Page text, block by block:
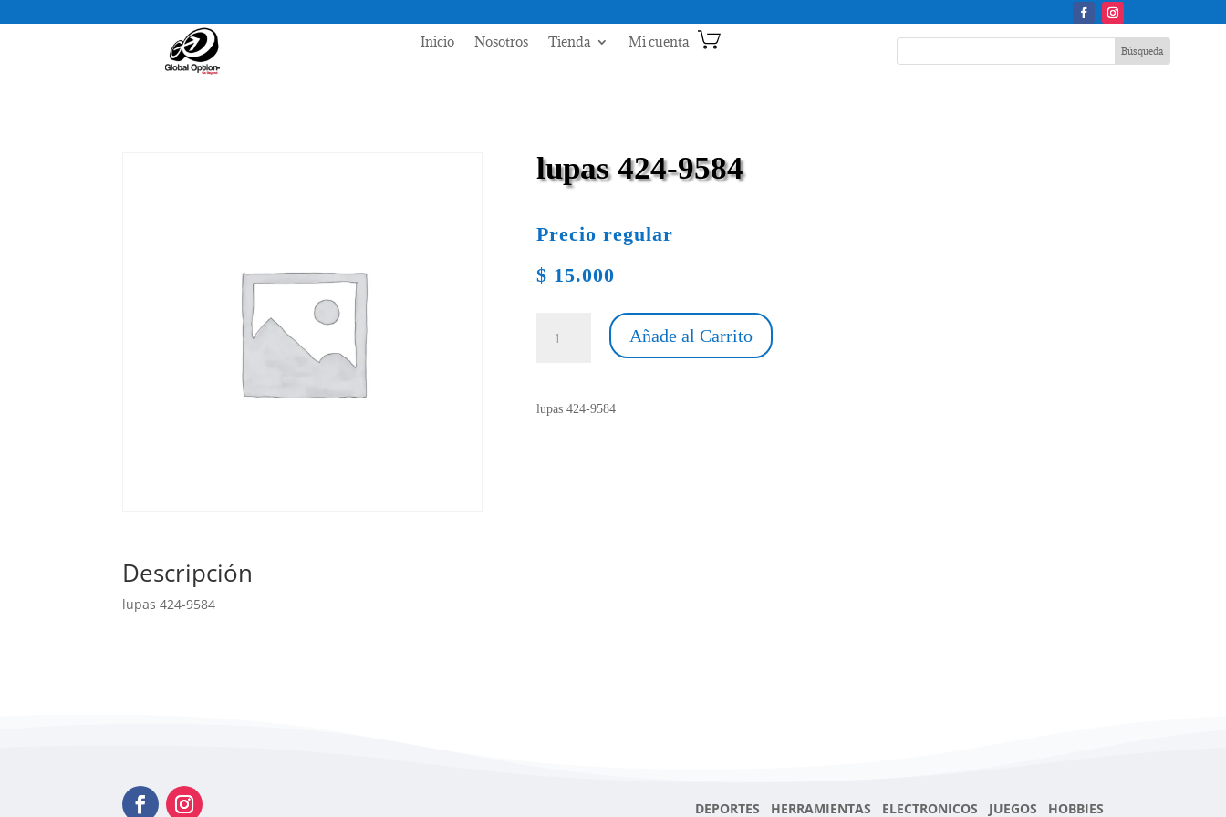
Inicio Nosotros Tienda Mi cuenta
lupas 424-9584
Precio regular
$ 15.000
424-
Añade al Carrito
lupas 424-9584
Descripción
lupas 424-9584
DEPORTES HERRAMIENTAS ELECTRONICOS JUEGOS HOBBIES